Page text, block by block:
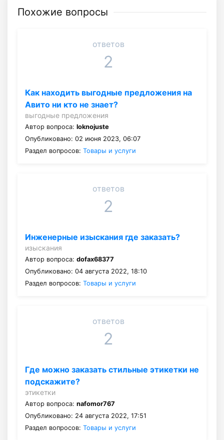
Похожие вопросы
ответов
2
Как находить выгодные предложения на
Авито ни кто не знает?
выгодные предложения
Автор вопроса: loknojuste
Опубликовано: 02 июня 2023, 06:07
Раздел вопросов: Товары и услуги
ответов
2
Инженерные изыскания где заказать?
изыскания
Автор вопроса: dofax68377
Опубликовано: 04 августа 2022, 18:10
Раздел вопросов: Товары и услуги
ответов
2
Где можно заказать стильные этикетки не
подскажите?
этикетки
Автор вопроса: nafomor767
Опубликовано: 24 августа 2022, 17:51
Раздел вопросов: Товары и услуги